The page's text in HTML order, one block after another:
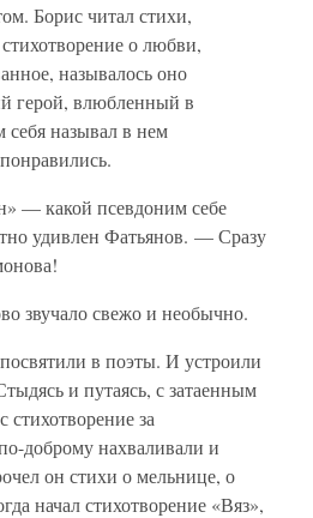
Борис читал стихи,
о любви,
называлось оно
герой, влюбленный в
себя называл в нем
— какой псевдоним себе
удивлен Фатьянов. — Сразу
звучало свежо и необычно.
в поэты. И устроили
и путаясь, с затаенным
за
доброму нахваливали и
он стихи о мельнице, о
начал стихотворение «Вяз»,